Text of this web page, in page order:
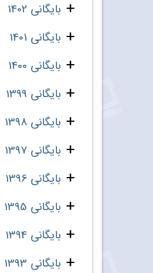
بایگانی 1402
بایگانی 1401
بایگانی 1400
بایگانی 1399
بایگانی 1398
بایگانی 1397
بایگانی 1396
بایگانی 1395
بایگانی 1394
بایگانی 1393